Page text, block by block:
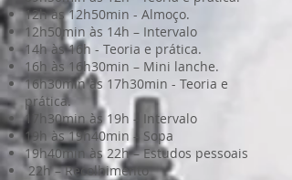
12h às 12h50min - Almoço.
12h50min às 14h – Intervalo
14h às 16h - Teoria e prática.
16h às 16h30min – Mini lanche.
16h30min às 17h30min - Teoria e
prática.
17h30min às 19h – Intervalo
19h às 19h40min – Sopa
19h40min às 22h – Estudos pessoais
22h – Recolhimento